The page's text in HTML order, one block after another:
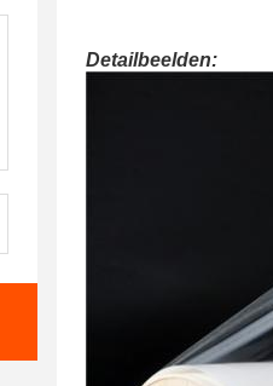
Detailbeelden: